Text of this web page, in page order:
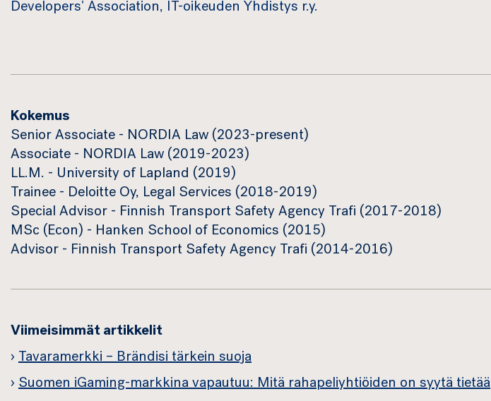
Developers' Association, IT-oikeuden Yhdistys r.y.
Kokemus
Senior Associate - NORDIA Law (2023-present)
Associate - NORDIA Law (2019-2023)
LL.M. - University of Lapland (2019)
Trainee - Deloitte Oy, Legal Services (2018-2019)
Special Advisor - Finnish Transport Safety Agency Trafi (2017-2018)
MSc (Econ) - Hanken School of Economics (2015)
Advisor - Finnish Transport Safety Agency Trafi (2014-2016)
Viimeisimmät artikkelit
Tavaramerkki – Brändisi tärkein suoja
Suomen iGaming-markkina vapautuu: Mitä rahapeliyhtiöiden on syytä tietää